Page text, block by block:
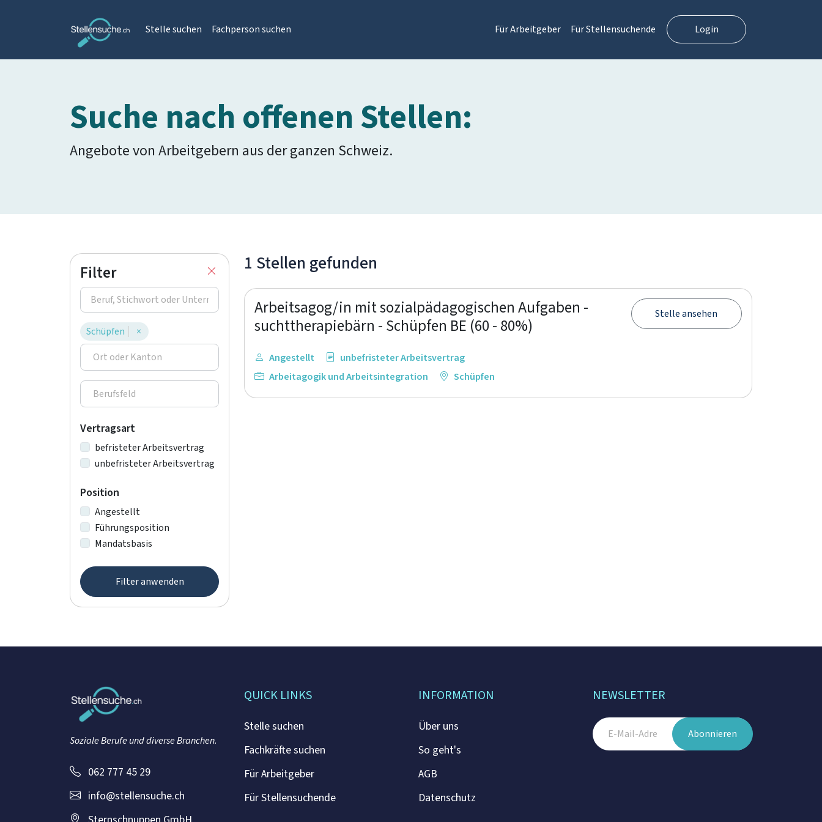
Stelle suchen Fachperson suchen Für Arbeitgeber Für Stellensuchende Login
Suche nach offenen Stellen:
Angebote von Arbeitgebern aus der ganzen Schweiz.
Filter
Schüpfen ×
Vertragsart
befristeter Arbeitsvertrag
unbefristeter Arbeitsvertrag
Position
Angestellt
Führungsposition
Mandatsbasis
Filter anwenden
1 Stellen gefunden
Arbeitsagog/in mit sozialpädagogischen Aufgaben -
suchttherapiebärn - Schüpfen BE (60 - 80%)
Angestellt
unbefristeter Arbeitsvertrag
Arbeitagogik und Arbeitsintegration
Schüpfen
Stelle ansehen
Soziale Berufe und diverse Branchen.
062 777 45 29
info@stellensuche.ch
QUICK LINKS
Stelle suchen
Fachkräfte suchen
Für Arbeitgeber
Für Stellensuchende
INFORMATION
Über uns
So geht's
AGB
Datenschutz
NEWSLETTER
Abonnieren